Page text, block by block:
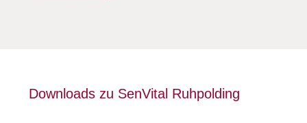
Downloads zu SenVital Ruhpolding